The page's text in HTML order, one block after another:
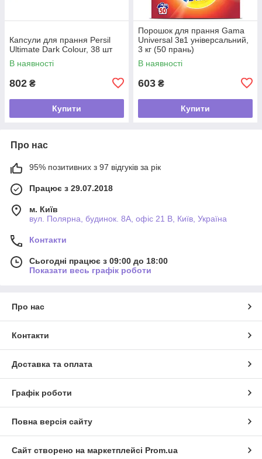
Капсули для прання Persil
Ultimate Dark Colour, 38 шт
В наявності
802 ₴
Купити
Порошок для прання Gama
Universal 3в1 універсальний,
3 кг (50 прань)
В наявності
603 ₴
Купити
Про нас
95% позитивних з 97 відгуків за рік
Працює з 29.07.2018
м. Київ
вул. Полярна, будинок. 8А, офіс 21 В, Київ, Україна
Контакти
Сьогодні працює з 09:00 до 18:00
Показати весь графік роботи
Про нас
Контакти
Доставка та оплата
Графік роботи
Повна версія сайту
Сайт створено на маркетплейсі Prom.ua